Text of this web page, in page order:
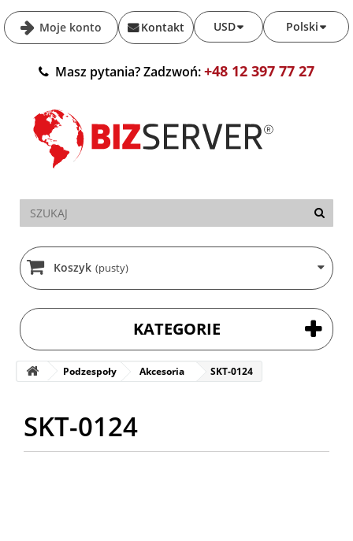
Moje konto Polski
USD
Kontakt
Masz pytania? Zadzwoń:+48 12 397 77 27
Koszyk (pusty)
KATEGORIE
Podzespoły Akcesoria SKT-0124
SKT-0124